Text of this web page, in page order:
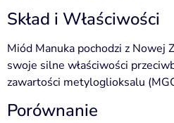
Skład i Właściwości
Miód Manuka pochodzi z Nowej
swoje silne właściwości
zawartości metyloglioksalu
Porównanie